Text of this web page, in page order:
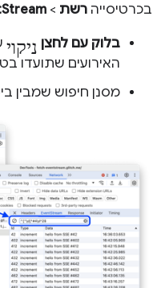
בכרטיסייה רשת >
בלוק עם לחצן ניקוי
האירועים שתועדו
מסנן חיפוש שמבין